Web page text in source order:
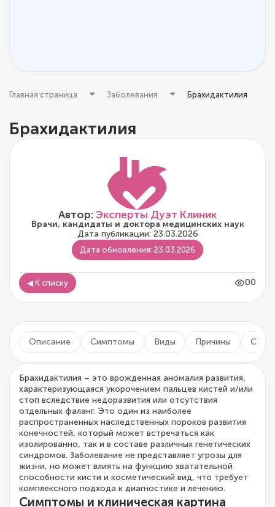
Главная страница Заболевания Брахидактилия
Брахидактилия
Автор:Эксперты Дуэт Клиник
Врачи, кандидаты и доктора медицинских наук
Дата публикации: 23.03.2026
Дата обновления: 23.03.2026
◀ К списку 00
Описание Симптомы Виды Причины
Брахидактилия – это врожденная аномалия развития,
характеризующаяся укорочением пальцев кистей и/или
стоп вследствие недоразвития или отсутствия
отдельных фаланг. Это один из наиболее
распространенных наследственных пороков развития
конечностей, который может встречаться как
изолированно, так и в составе различных генетических
синдромов. Заболевание не представляет угрозы для
жизни, но может влиять на функцию хватательной
способности кисти и косметический вид, что требует
комплексного подхода к диагностике и лечению.
Симптомы и клиническая картина